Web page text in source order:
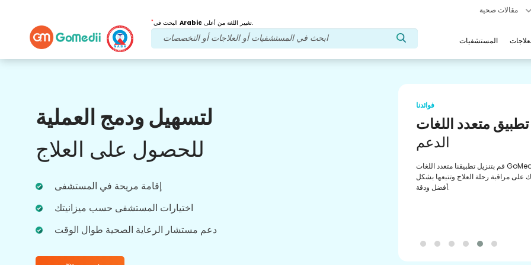
* Arabic تغيير اللغة من أعلى.
المستشفيات
لتسهيل ودمج العملية
للحصول على العلاج
إقامة مريحة في المستشفى
اختيارات المستشفى حسب ميزانيتك
دعم مستشار الرعاية الصحية طوال الوقت
تطبيق متعدد اللغات
الدعم
أفضل ودقة.
فوائدنا
الطب العادي تحقيق،
إنجاز
المعتمدة من الصيدلية للوفاء بالوصفات
الخاصة بك. احصل على تحديثات منتظمة
إعادة التشكيل والطلب السهل من خلال